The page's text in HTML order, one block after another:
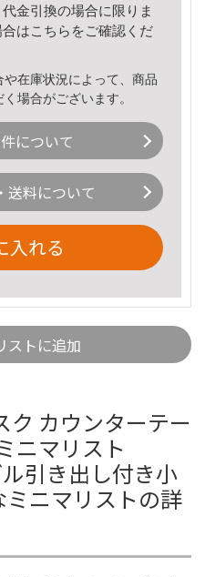
金引換の場合に限りま
はこちら をご確認くだ
在庫状況によって、商品
場合がございます。
について
送料について
入れる
ストに追加
ク カウンターテー
ニマリスト
引き出し付き小
ニマリストの詳